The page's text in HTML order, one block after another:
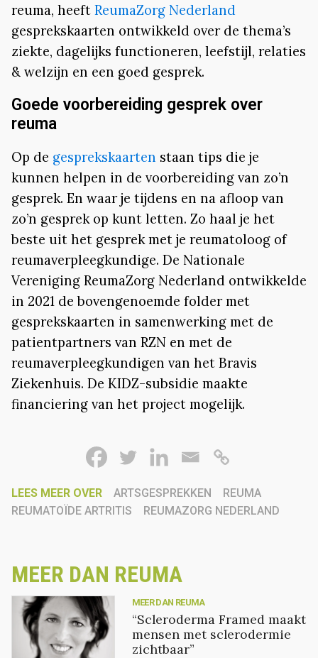
reuma, heeft ReumaZorg Nederland
gesprekskaarten ontwikkeld over de thema’s
ziekte, dagelijks functioneren, leefstijl, relaties
& welzijn en een goed gesprek.
Goede voorbereiding gesprek over
reuma
Op de gesprekskaarten staan tips die je
kunnen helpen in de voorbereiding van zo’n
gesprek. En waar je tijdens en na afloop van
zo’n gesprek op kunt letten. Zo haal je het
beste uit het gesprek met je reumatoloog of
reumaverpleegkundige. De Nationale
Vereniging ReumaZorg Nederland ontwikkelde
in 2021 de bovengenoemde folder met
gesprekskaarten in samenwerking met de
patientpartners van RZN en met de
reumaverpleegkundigen van het Bravis
Ziekenhuis. De KIDZ-subsidie maakte
financiering van het project mogelijk.
LEES MEER OVER ARTSGESPREKKEN
REUMA
REUMATOÏDE ARTRITIS
REUMAZORG NEDERLAND
MEER DAN REUMA
MEER DAN REUMA
“Scleroderma Framed maakt
mensen met sclerodermie
zichtbaar”